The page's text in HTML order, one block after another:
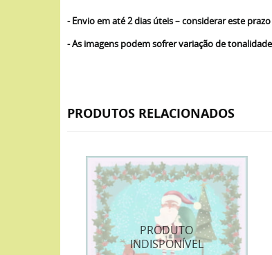
- Envio em até 2 dias úteis – considerar este
- As imagens podem sofrer variação de
PRODUTOS RELACIONADOS